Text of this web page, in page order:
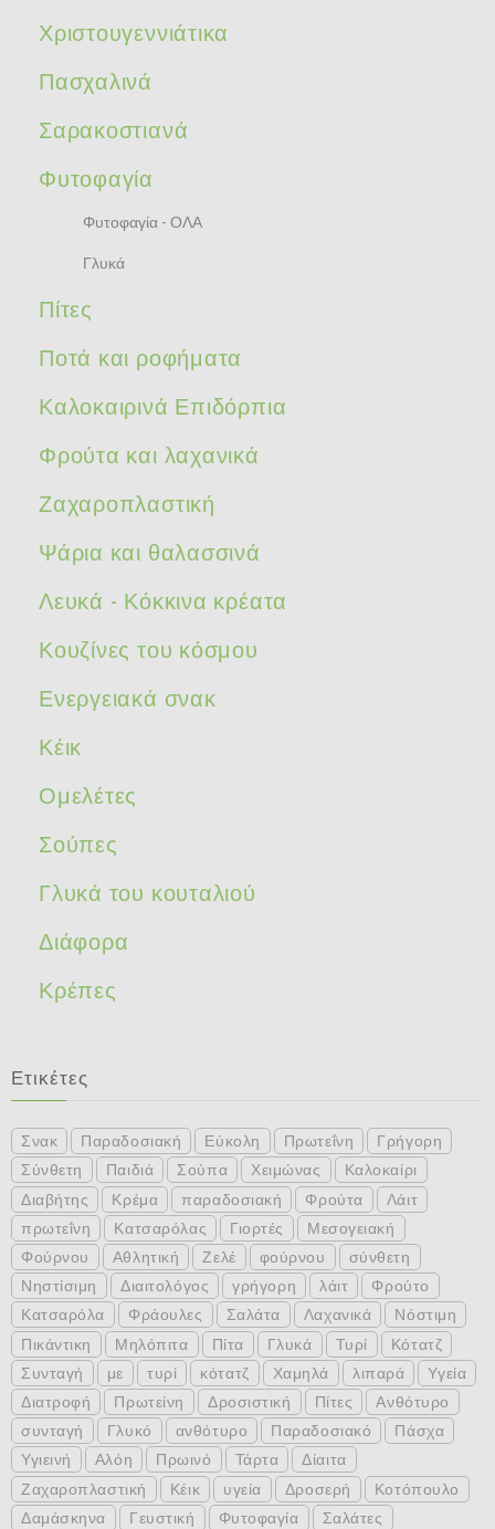
Χριστουγεννιάτικα
Πασχαλινά
Σαρακοστιανά
Φυτοφαγία
Φυτοφαγία - ΟΛΑ
Γλυκά
Πίτες
Ποτά και ροφήματα
Καλοκαιρινά Επιδόρπια
Φρούτα και λαχανικά
Ζαχαροπλαστική
Ψάρια και θαλασσινά
Λευκά - Κόκκινα κρέατα
Κουζίνες του κόσμου
Ενεργειακά σνακ
Κέικ
Ομελέτες
Σούπες
Γλυκά του κουταλιού
Διάφορα
Κρέπες
Ετικέτες
Σνακ Παραδοσιακή Εύκολη Πρωτεΐνη
Γρήγορη
Σύνθετη
Παιδιά Σούπα Χειμώνας
Καλοκαίρι
Διαβήτης
Κρέμα παραδοσιακή Φρούτα
Λάιτ
πρωτεΐνη
Κατσαρόλας Γιορτές
Μεσογειακή
Φούρνου
Αθλητική Ζελέ φούρνου
σύνθετη
Νηστίσιμη
Διαιτολόγος γρήγορη λάιτ
Φρούτο
Κατσαρόλα
Φράουλες Σαλάτα Λαχανικά
Νόστιμη
Πικάντικη
Μηλόπιτα Πίτα Γλυκά Τυρί
Κότατζ
Συνταγή
με τυρί κότατζ Χαμηλά λιπαρά
Υγεία
Διατροφή
Πρωτείνη Δροσιστική Πίτες
Ανθότυρο
συνταγή
Γλυκό ανθότυρο Παραδοσιακό
Πάσχα
Υγιεινή
Αλόη Πρωινό Τάρτα
Δίαιτα
Ζαχαροπλαστική
Κέικ υγεία Δροσερή
Κοτόπουλο
Δαμάσκηνα
Γευστική Φυτοφαγία Σαλάτες